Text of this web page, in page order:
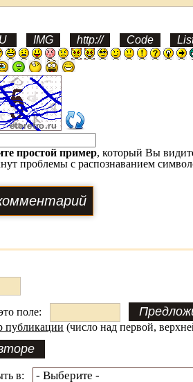
простой пример, который Вы
проблемы с распознаванием
поле:
публикации (число над первой,
в: